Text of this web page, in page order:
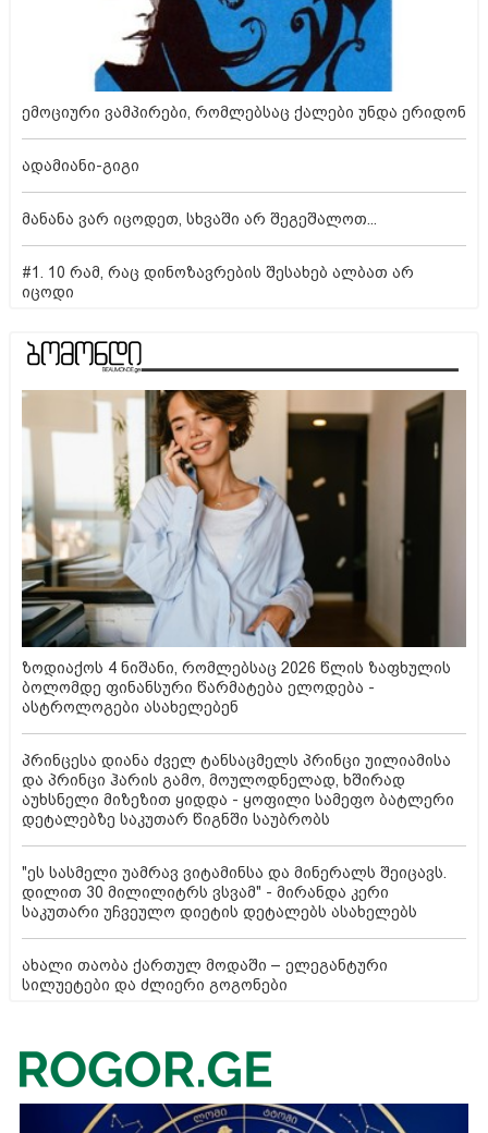
ემოციური ვამპირები, რომლებსაც ქალები უნდა ერიდონ
ადამიანი-გიგი
მანანა ვარ იცოდეთ, სხვაში არ შეგეშალოთ...
#1. 10 რამ, რაც დინოზავრების შესახებ ალბათ არ
იცოდი
ზოდიაქოს 4 ნიშანი, რომლებსაც 2026 წლის ზაფხულის
ბოლომდე ფინანსური წარმატება ელოდება -
ასტროლოგები ასახელებენ
პრინცესა დიანა ძველ ტანსაცმელს პრინცი უილიამისა
და პრინცი ჰარის გამო, მოულოდნელად, ხშირად
აუხსნელი მიზეზით ყიდდა - ყოფილი სამეფო ბატლერი
დეტალებზე საკუთარ წიგნში საუბრობს
"ეს სასმელი უამრავ ვიტამინსა და მინერალს შეიცავს.
დილით 30 მილილიტრს ვსვამ" - მირანდა კერი
საკუთარი უჩვეულო დიეტის დეტალებს ასახელებს
ახალი თაობა ქართულ მოდაში – ელეგანტური
სილუეტები და ძლიერი გოგონები